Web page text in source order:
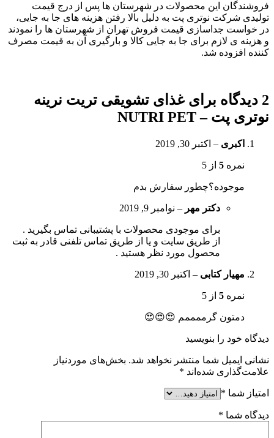
فروشندگان این محصولات در شهرستان ها پس از درج قیمت
تولیدی شرکت نوتری پت به دلیل بالا رفتن هزینه های جا به جایی،
در خواست جداسازی قیمت فروش تهران از شهرستان ها را نمودند
و هزینه ی لازم برای جا به جایی کالا و بارگیری آن به قیمت مصرف
کننده افزوده شد.
2 دیدگاه برای
غذای تشویقی تریت نرینه
نوتری پت – NUTRI PET
اکبری – اکتبر 30, 2019
نمره 5 از 5
موجوده؟چطور سفارش بدم
دکتر مهر – نوامبر 9, 2019
برای موجودی محصولات با پشتیبانی تماس بگیرید .
از طریق سایت و یا از طریق تماس تلفنی قادر به ثبت
محصول مورد نظر هستید .
مهیار کتابی – اکتبر 30, 2019
نمره 5 از 5
دمتون گرممممم 😍😍😍
دیدگاه خود را بنویسید
نشانی ایمیل شما منتشر نخواهد شد. بخش‌های موردنیاز
علامت‌گذاری شده‌اند *
امتیاز شما *
دیدگاه شما *